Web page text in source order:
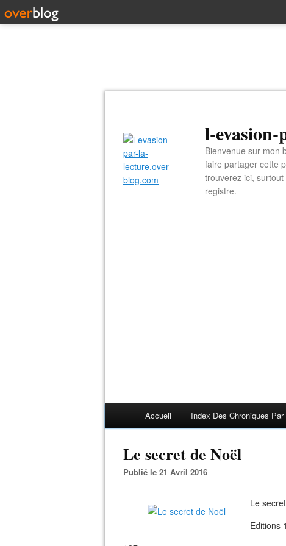
l-
Bienvenue sur mon
faire partager cette
trouverez ici,
registre.
Accueil Index Des Chroniques
Le secret de Noël
Publié le 21 Avril 2016
Le
Editions